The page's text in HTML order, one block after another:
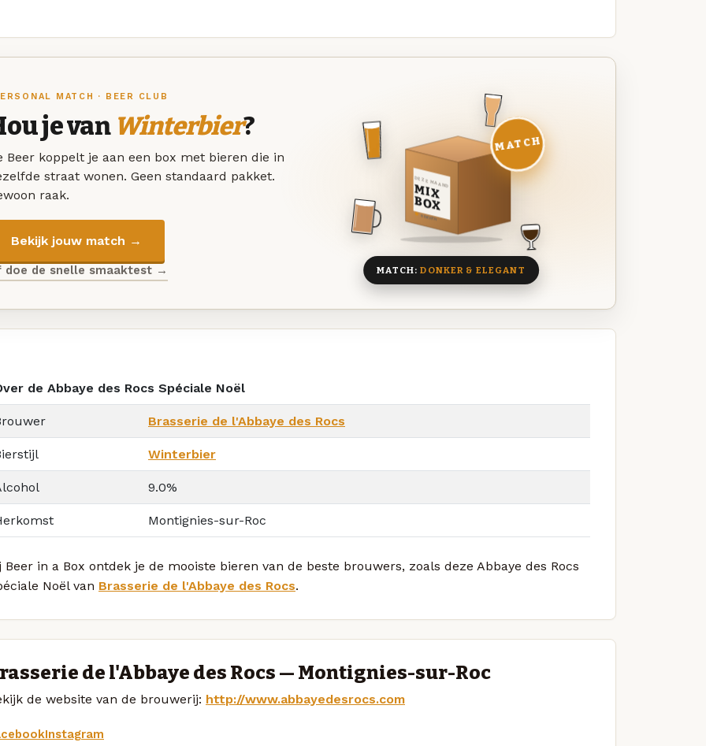
MATCH · BEER CLUB
je van Winterbier?
Beer koppelt je aan een box met bieren die in
straat wonen. Geen standaard pakket.
raak.
Bekijk jouw match →
doe de snelle smaaktest →
DEZE MAAND
MIX
BOX
8 BIEREN
MATCH
MATCH:DONKER & ELEGANT
de Abbaye des Rocs Spéciale Noël
Brasserie de l'Abbaye des Rocs
Winterbier
9.0%
Montignies-sur-Roc
Beer in a Box ontdek je de mooiste bieren van de beste brouwers, zoals deze Abbaye des Rocs
Noël van Brasserie de l'Abbaye des Rocs.
de l'Abbaye des Rocs — Montignies-sur-Roc
de website van de brouwerij: http://www.abbayedesrocs.com
Instagram